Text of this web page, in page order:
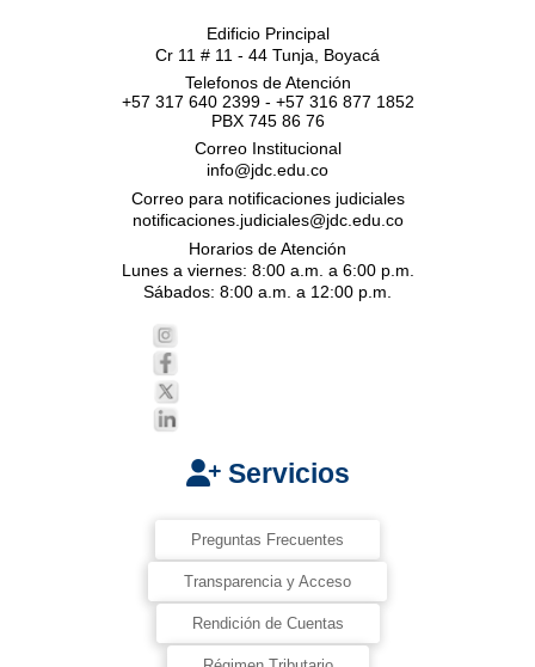
Edificio Principal
Cr 11 # 11 - 44 Tunja, Boyacá
Telefonos de Atención
+57 317 640 2399 - +57 316 877 1852
PBX 745 86 76
Correo Institucional
info@jdc.edu.co
Correo para notificaciones judiciales
notificaciones.judiciales@jdc.edu.co
Horarios de Atención
Lunes a viernes: 8:00 a.m. a 6:00 p.m.
Sábados: 8:00 a.m. a 12:00 p.m.
Servicios
Preguntas Frecuentes
Transparencia y Acceso
Rendición de Cuentas